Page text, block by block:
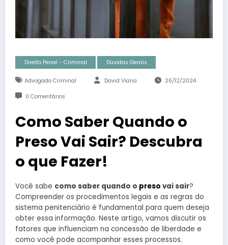
Direito Penal - Criminal Dúvidas Gerais
Advogado Criminal David Viana 26/12/2024
0 Comentários
Como Saber Quando o
Preso Vai Sair? Descubra
o que Fazer!
Você sabe como saber quando o preso vai sair?
Compreender os procedimentos legais e as regras do
sistema penitenciário é fundamental para quem deseja
obter essa informação. Neste artigo, vamos discutir os
fatores que influenciam na concessão de liberdade e
como você pode acompanhar esses processos.